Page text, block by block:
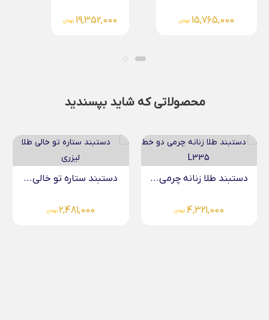
19,352,000 تومان 51,234,000
محصولاتی که شاید بپسندید
دستبند ستاره تو خالی...
2,481,000 تومان
آویز قلب مربعی طلا...